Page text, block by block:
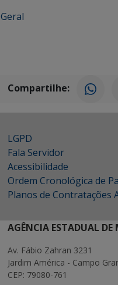
Geral
Compartilhe:
LGPD
Fala Servidor
Acessibilidade
Ordem Cronológica de
Planos de Contratações
AGÊNCIA ESTADUAL DE
Av. Fábio Zahran 3231
Jardim América - Campo
CEP: 79080-761